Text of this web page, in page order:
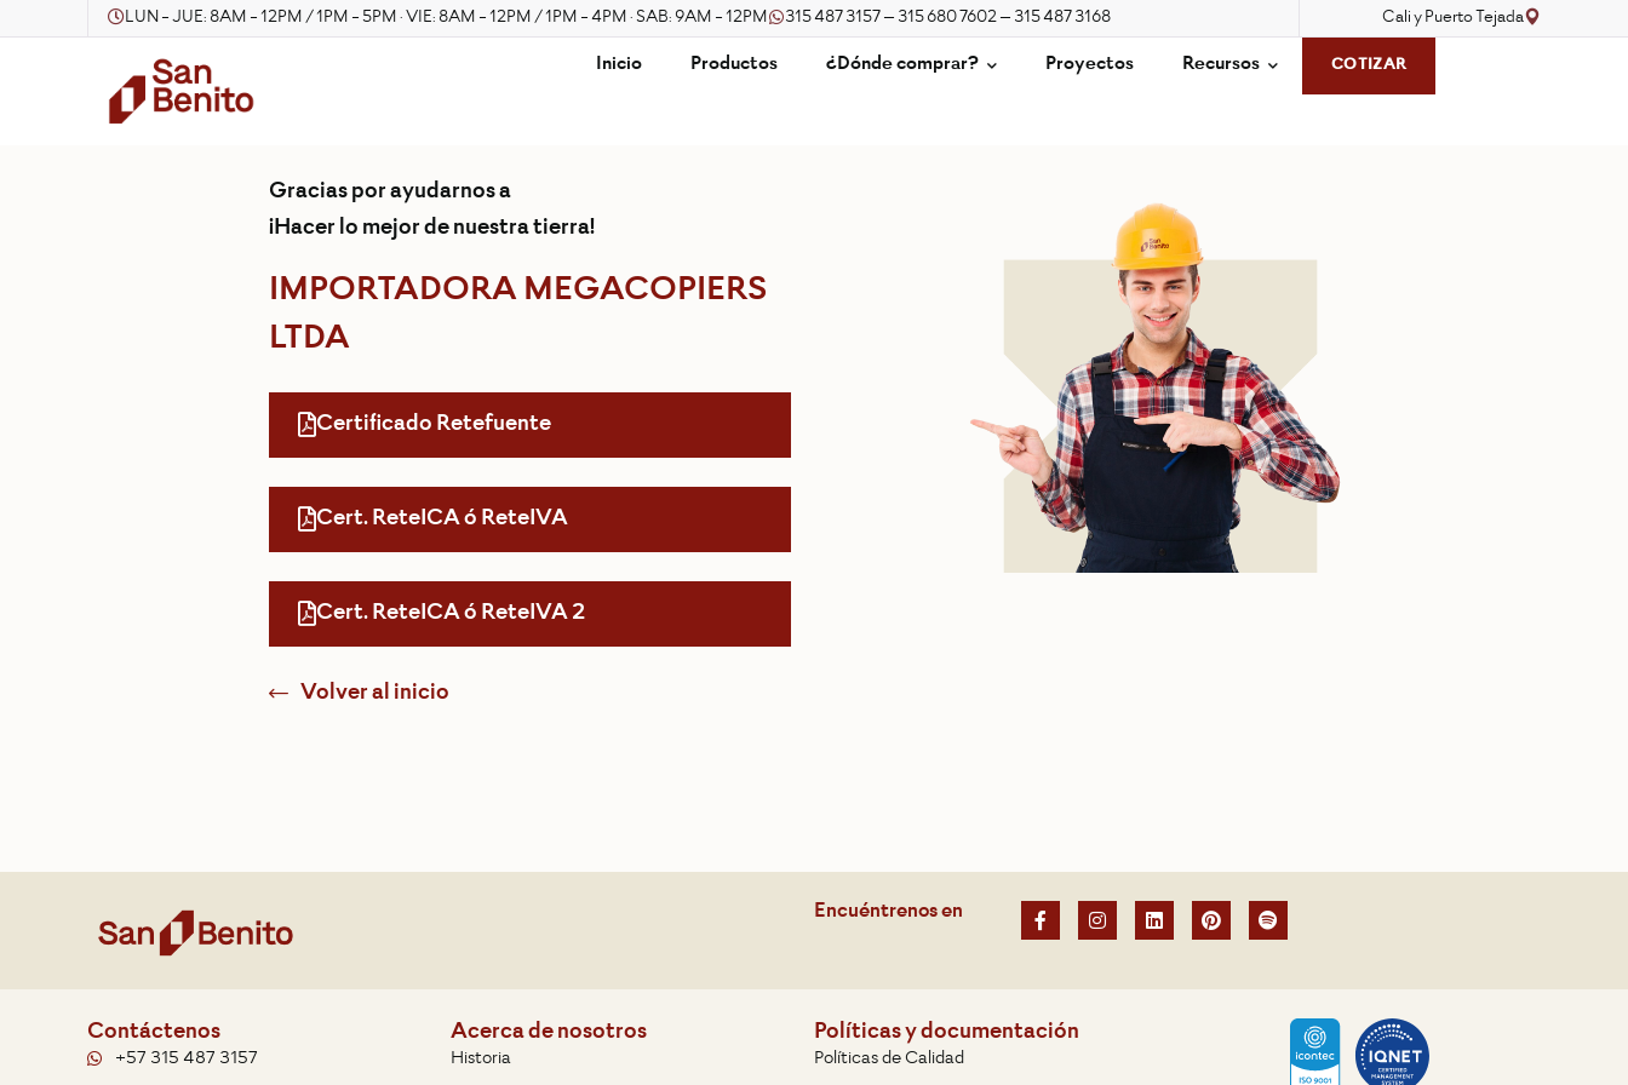
LUN - JUE: 8AM - 12PM / 1PM - 5PM · VIE: 8AM - 12PM / 1PM - 4PM · SAB: 9AM - 12PM 315 487 3157 – 315 680 7602 – 315 487 3168 Cali y Puerto Tejada
Inicio Productos ¿Dónde comprar? Proyectos Recursos COTIZAR
Gracias por ayudarnos a
¡Hacer lo mejor de nuestra tierra!
IMPORTADORA MEGACOPIERS
LTDA
Certificado Retefuente
Cert. ReteICA ó ReteIVA
Cert. ReteICA ó ReteIVA 2
Volver al inicio
Encuéntrenos en
Contáctenos
+57 315 487 3157
Acerca de nosotros
Historia
Políticas y documentación
Políticas de Calidad